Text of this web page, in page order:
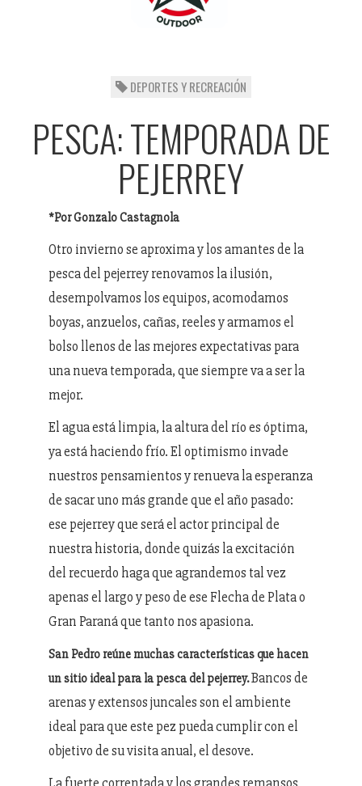
DEPORTES Y RECREACIÓN
PESCA: TEMPORADA DE
PEJERREY
*Por Gonzalo Castagnola
Otro invierno se aproxima y los amantes de la
pesca del pejerrey renovamos la ilusión,
desempolvamos los equipos, acomodamos
boyas, anzuelos, cañas, reeles y armamos el
bolso llenos de las mejores expectativas para
una nueva temporada, que siempre va a ser la
mejor.
El agua está limpia, la altura del río es óptima,
ya está haciendo frío. El optimismo invade
nuestros pensamientos y renueva la esperanza
de sacar uno más grande que el año pasado:
ese pejerrey que será el actor principal de
nuestra historia, donde quizás la excitación
del recuerdo haga que agrandemos tal vez
apenas el largo y peso de ese Flecha de Plata o
Gran Paraná que tanto nos apasiona.
San Pedro reúne muchas características que hacen
un sitio ideal para la pesca del pejerrey.Bancos de
arenas y extensos juncales son el ambiente
ideal para que este pez pueda cumplir con el
objetivo de su visita anual, el desove.